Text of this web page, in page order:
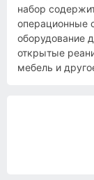
набор
операционные
оборудование
открытые
мебель и